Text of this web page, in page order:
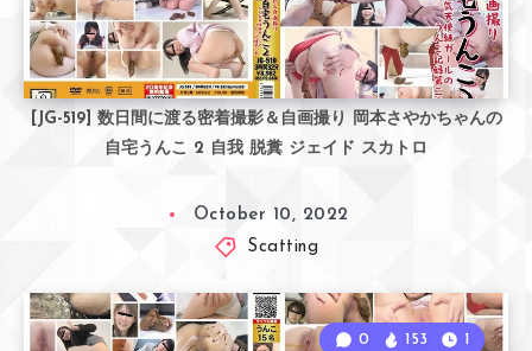
[JG-519] 数日間に渡る密着撮影＆自画撮り 岡本さやかちゃんの
自宅うんこ 2 自我 脱糞 ジェイド スカトロ
October 10, 2022
Scatting
0 153 1